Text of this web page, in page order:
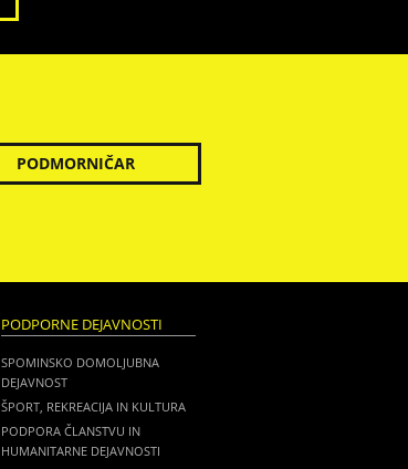
PODMORNIČAR
PODPORNE DEJAVNOSTI
SPOMINSKO DOMOLJUBNA
DEJAVNOST
ŠPORT, REKREACIJA IN KULTURA
PODPORA ČLANSTVU IN
HUMANITARNE DEJAVNOSTI